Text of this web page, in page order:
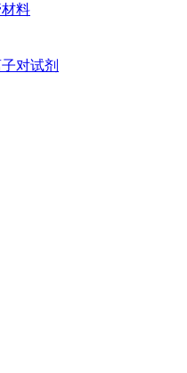
料
对试剂